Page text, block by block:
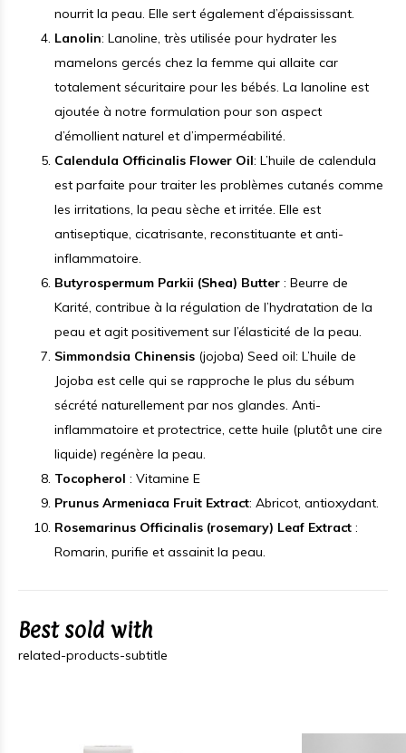
nourrit la peau. Elle sert également d’épaississant.
Lanolin: Lanoline, très utilisée pour hydrater les
mamelons gercés chez la femme qui allaite car
totalement sécuritaire pour les bébés. La lanoline est
ajoutée à notre formulation pour son aspect
d’émollient naturel et d’imperméabilité.
Calendula Officinalis Flower Oil: L’huile de calendula
est parfaite pour traiter les problèmes cutanés comme
les irritations, la peau sèche et irritée. Elle est
antiseptique, cicatrisante, reconstituante et anti-
inflammatoire.
Butyrospermum Parkii (Shea) Butter : Beurre de
Karité, contribue à la régulation de l’hydratation de la
peau et agit positivement sur l’élasticité de la peau.
Simmondsia Chinensis (jojoba) Seed oil: L’huile de
Jojoba est celle qui se rapproche le plus du sébum
sécrété naturellement par nos glandes. Anti-
inflammatoire et protectrice, cette huile (plutôt une cire
liquide) regénère la peau.
Tocopherol : Vitamine E
Prunus Armeniaca Fruit Extract: Abricot, antioxydant.
Rosemarinus Officinalis (rosemary) Leaf Extract :
Romarin, purifie et assainit la peau.
Best sold with
related-products-subtitle